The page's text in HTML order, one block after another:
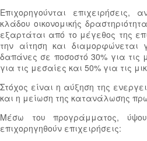
Επιχορηγούνται επιχειρήσεις,
κλάδου οικονομικής
εξαρτάται από το μέγεθος της
την αίτηση και διαμορφώνεται
δαπάνες σε ποσοστό 30% για τις
για τις μεσαίες και 50% για τις
Στόχος είναι η αύξηση της
και η μείωση της κατανάλωσης
Μέσω του προγράμματος,
επιχορηγηθούν επιχειρήσεις: